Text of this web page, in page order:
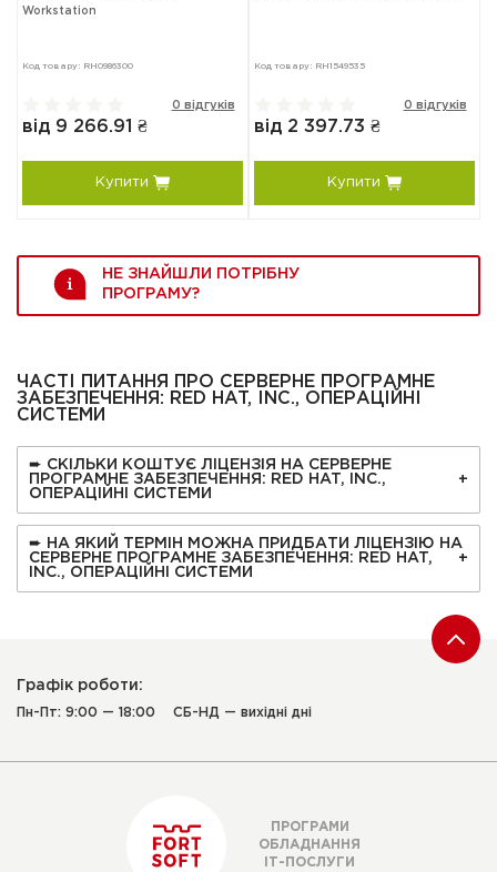
Workstation
Код товару: RH0986300
0 відгуків
від 9 266.91 ₴
Купити
Код товару: RH1549535
0 відгуків
від 2 397.73 ₴
Купити
НЕ ЗНАЙШЛИ ПОТРІБНУ
ПРОГРАМУ?
ЧАСТІ ПИТАННЯ ПРО СЕРВЕРНЕ ПРОГРАМНЕ
ЗАБЕЗПЕЧЕННЯ: RED HAT, INC., ОПЕРАЦІЙНІ
СИСТЕМИ
➨ СКІЛЬКИ КОШТУЄ ЛІЦЕНЗІЯ НА СЕРВЕРНЕ
ПРОГРАМНЕ ЗАБЕЗПЕЧЕННЯ: RED HAT, INC.,
ОПЕРАЦІЙНІ СИСТЕМИ
➨ НА ЯКИЙ ТЕРМІН МОЖНА ПРИДБАТИ ЛІЦЕНЗІЮ НА
СЕРВЕРНЕ ПРОГРАМНЕ ЗАБЕЗПЕЧЕННЯ: RED HAT,
INC., ОПЕРАЦІЙНІ СИСТЕМИ
Графік роботи:
Пн-Пт: 9:00 — 18:00 СБ-НД — вихідні дні
ПРОГРАМИ
ОБЛАДНАННЯ
ІТ-ПОСЛУГИ